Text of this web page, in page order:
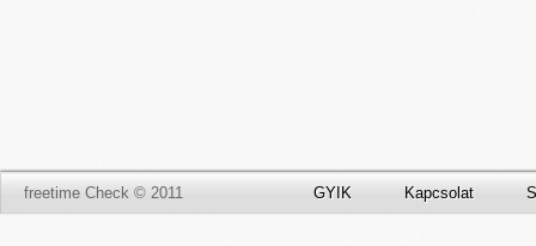
freetime Check © 2011 GYIK Kapcsolat